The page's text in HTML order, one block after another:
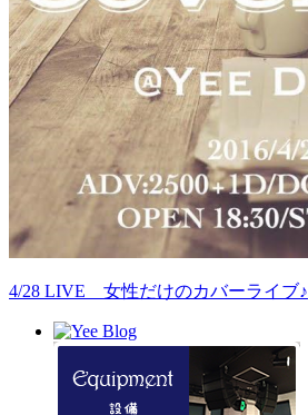
4/28 LIVE 女性だけのカバーライブ♪